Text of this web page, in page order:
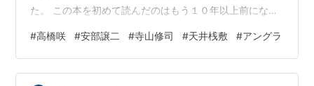
た。 この本を初めて読んだのはもう１０年以上前になり
ングラ全盛期だった１９７１年、劇団天井桟敷のオーデ
ィションを受けて合格するところから始まります。 その
劇団の中心人物の一人だったＪ・Ａ・シーザー（日本人
#高橋咲 #安部譲二 #寺山修司 #天井桟敷 #アングラ